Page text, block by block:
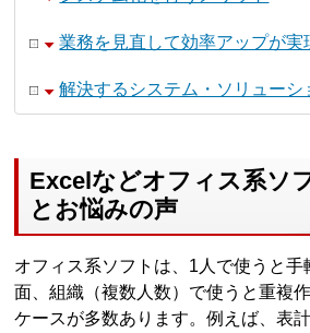
業務を見直して効率アップが実
解決するシステム・ソリューシ
Excelなどオフィス系ソ
とお悩みの声
オフィス系ソフトは、1人で使うと手
面、組織（複数人数）で使うと重複
ケースが多数あります。例えば、表